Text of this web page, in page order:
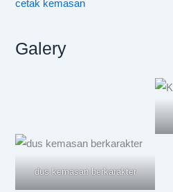
cetak kemasan
Galery
dus kemasan berkarakter